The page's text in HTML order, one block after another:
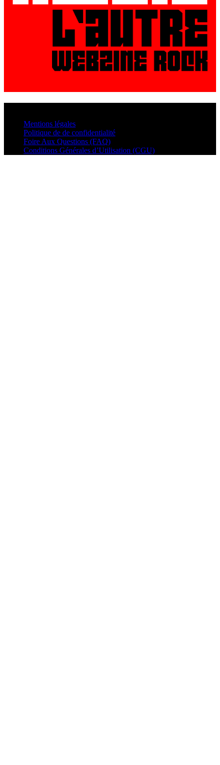
Mentions légales
Politique de de confidentialité
Foire Aux Questions (FAQ)
Conditions Générales d’Utilisation (CGU)